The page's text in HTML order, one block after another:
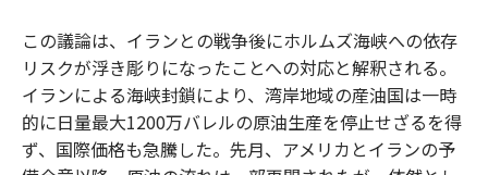
この議論は、イランとの戦争後にホルムズ海峡への依存
リスクが浮き彫りになったことへの対応と解釈される。
イランによる海峡封鎖により、湾岸地域の産油国は一時
的に日量最大1200万バレルの原油生産を停止せざるを得
ず、国際価格も急騰した。先月、アメリカとイランの予